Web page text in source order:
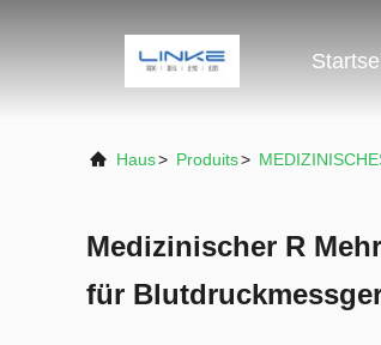
Haus> Produits>
Medizinischer R
für